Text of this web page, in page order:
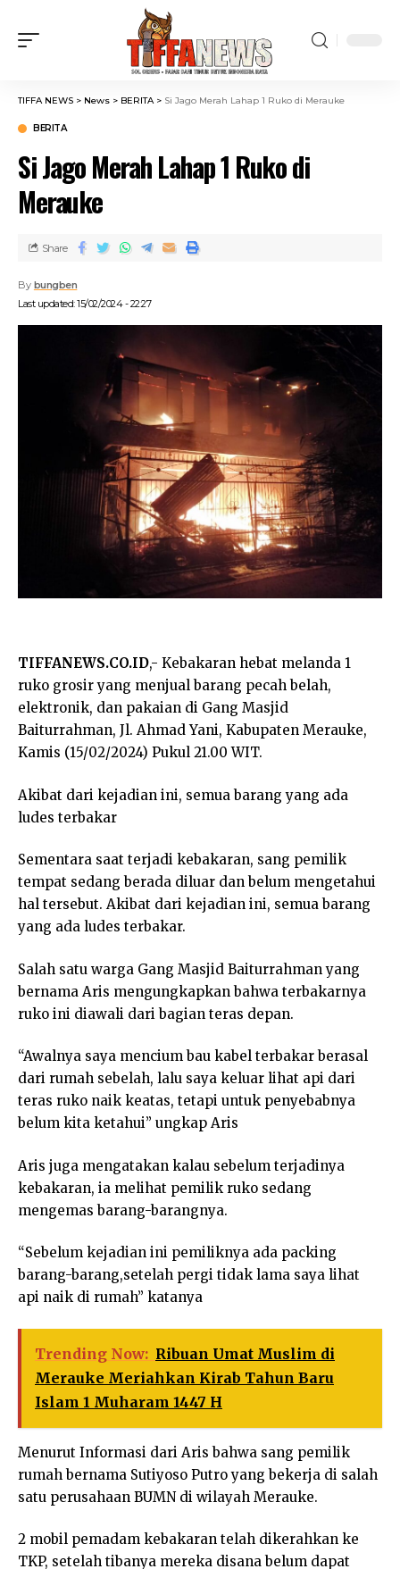
TIFFA NEWS > News > BERITA> Si Jago Merah Lahap 1 Ruko di Merauke
BERITA
Si Jago Merah Lahap 1 Ruko di
Merauke
Last updated: 15/02/2024 - 22:27
By bungben
Share
TIFFANEWS.CO.ID,- Kebakaran hebat melanda 1
ruko grosir yang menjual barang pecah belah,
elektronik, dan pakaian di Gang Masjid
Baiturrahman, Jl. Ahmad Yani, Kabupaten Merauke,
Kamis (15/02/2024) Pukul 21.00 WIT.
Akibat dari kejadian ini, semua barang yang ada
ludes terbakar
Sementara saat terjadi kebakaran, sang pemilik
tempat sedang berada diluar dan belum mengetahui
hal tersebut. Akibat dari kejadian ini, semua barang
yang ada ludes terbakar.
Salah satu warga Gang Masjid Baiturrahman yang
bernama Aris mengungkapkan bahwa terbakarnya
ruko ini diawali dari bagian teras depan.
“Awalnya saya mencium bau kabel terbakar berasal
dari rumah sebelah, lalu saya keluar lihat api dari
teras ruko naik keatas, tetapi untuk penyebabnya
belum kita ketahui” ungkap Aris
Aris juga mengatakan kalau sebelum terjadinya
kebakaran, ia melihat pemilik ruko sedang
mengemas barang-barangnya.
“Sebelum kejadian ini pemiliknya ada packing
barang-barang,setelah pergi tidak lama saya lihat
api naik di rumah” katanya
Trending Now: Ribuan Umat Muslim di
Merauke Meriahkan Kirab Tahun Baru
Islam 1 Muharam 1447 H
Menurut Informasi dari Aris bahwa sang pemilik
rumah bernama Sutiyoso Putro yang bekerja di salah
satu perusahaan BUMN di wilayah Merauke.
2 mobil pemadam kebakaran telah dikerahkan ke
TKP, setelah tibanya mereka disana belum dapat